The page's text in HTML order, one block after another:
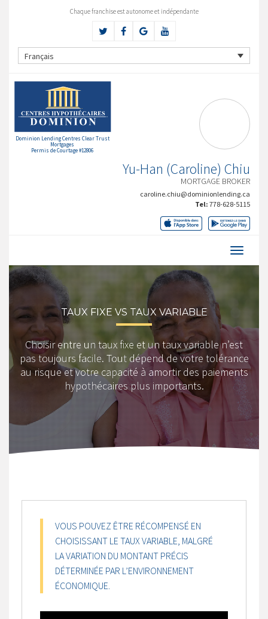
Chaque franchise est autonome et indépendante
Français
Dominion Lending Centres Clear Trust
Mortgages
Permis de Courtage #12806
Yu-Han (Caroline) Chiu
MORTGAGE BROKER
caroline.chiu@dominionlending.ca
Tel: 778-628-5115
TAUX FIXE VS TAUX VARIABLE
Choisir entre un taux fixe et un taux variable n’est
pas toujours facile. Tout dépend de votre tolérance
au risque et votre capacité à amortir des paiements
hypothécaires plus importants.
VOUS POUVEZ ÊTRE RÉCOMPENSÉ EN
CHOISISSANT LE TAUX VARIABLE, MALGRÉ
LA VARIATION DU MONTANT PRÉCIS
DÉTERMINÉE PAR L’ENVIRONNEMENT
ÉCONOMIQUE.